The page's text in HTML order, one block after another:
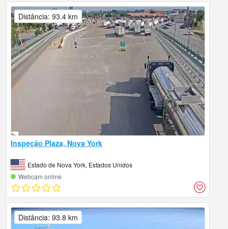
Inspeção Plaza, Nova York
Estado de Nova York, Estados Unidos
Webcam online
Distância: 93.4 km
Distância: 93.8 km